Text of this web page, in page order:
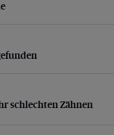
schlechten Zähnen
schlechten Zähnen